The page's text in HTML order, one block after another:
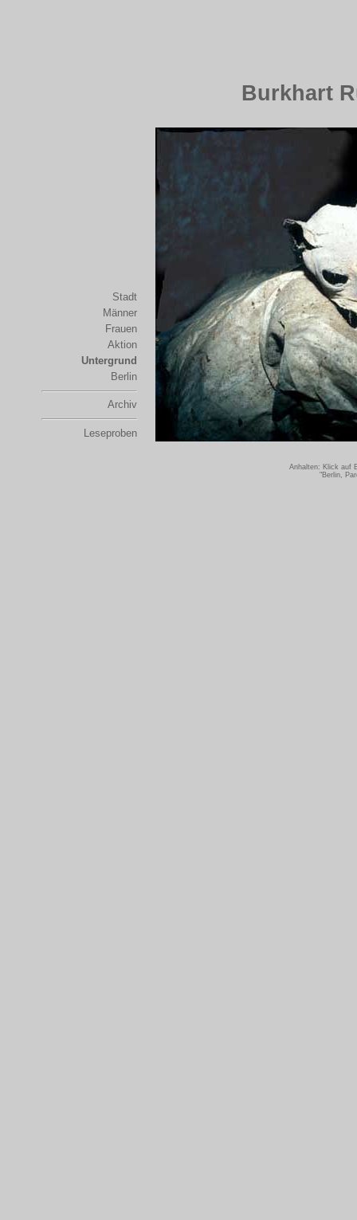
Burkhart
Stadt
Männer
Frauen
Aktion
Untergrund
Berlin
Archiv
Leseproben
Anhalten: Klick auf
"Berlin,